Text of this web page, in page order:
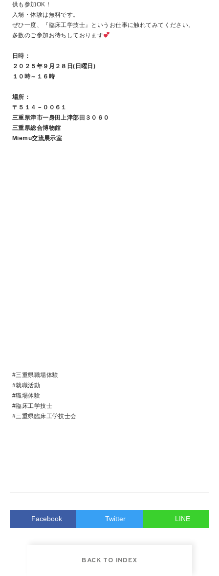
供も参加OK！
入場・体験は無料です。
ぜひ一度、『臨床工学技士』というお仕事に触れてみてください。
多数のご参加お待ちしております
日時：
２０２５年９月２８日(日曜日)
１０時～１６時
場所：
〒５１４－００６１
三重県津市一身田上津部田３０６０
三重県総合博物館
Miemu交流展示室
#三重県職場体験
#就職活動
#職場体験
#臨床工学技士
#三重県臨床工学技士会
Facebook Twitter LINE
BACK TO INDEX